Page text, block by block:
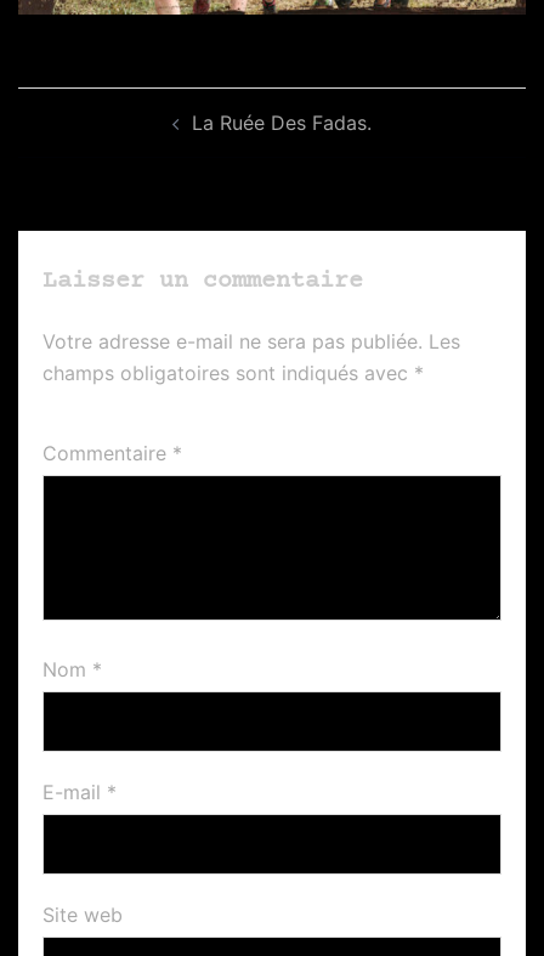
La Ruée Des Fadas.
Laisser un commentaire
Votre adresse e-mail ne sera pas publiée. Les
champs obligatoires sont indiqués avec *
Commentaire *
Nom *
E-mail *
Site web